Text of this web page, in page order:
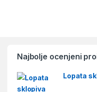
Najbolje ocenjeni
Lopata